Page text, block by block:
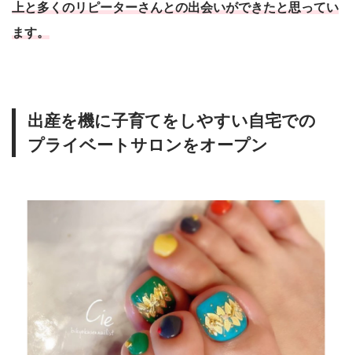
上と多くのリピーターさんとの出会いができたと思ってい
ます。
出産を機に子育てをしやすい自宅での
プライベートサロンをオープン